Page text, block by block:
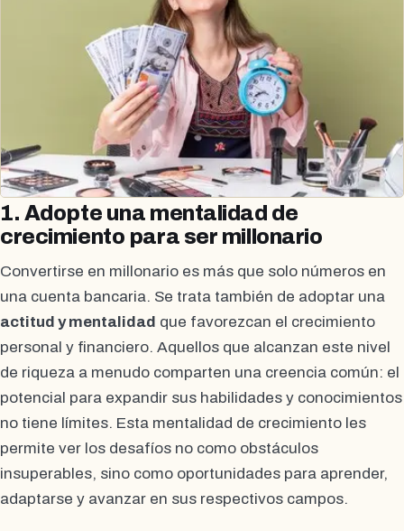
1. Adopte una mentalidad de
crecimiento para ser millonario
Convertirse en millonario es más que solo números en
una cuenta bancaria. Se trata también de adoptar una
actitud y mentalidad que favorezcan el crecimiento
personal y financiero. Aquellos que alcanzan este nivel
de riqueza a menudo comparten una creencia común: el
potencial para expandir sus habilidades y conocimientos
no tiene límites. Esta mentalidad de crecimiento les
permite ver los desafíos no como obstáculos
insuperables, sino como oportunidades para aprender,
adaptarse y avanzar en sus respectivos campos.